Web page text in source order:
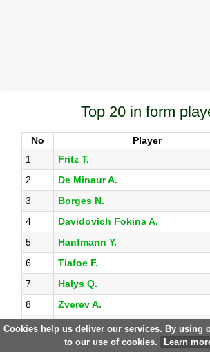
Cookies help us deliver our services. By using
to our use of cookies.
Learn
Top 20 in form
No Player
1
Fritz T.
2
De Minaur A.
3
Borges N.
4
Davidovich Fokina A.
5
Hanfmann Y.
6
Tiafoe F.
7
Halys Q.
8
Zverev A.
9
Humbert U.
Nakashima B.